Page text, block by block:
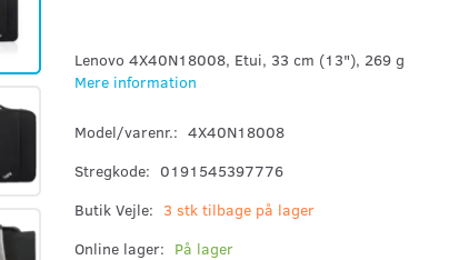
Lenovo 4X40N18008, Etui, 33 cm (13"), 269 g
Mere information
Model/varenr.: 4X40N18008
Stregkode: 0191545397776
Butik Vejle: 3 stk tilbage på lager
Online lager: På lager